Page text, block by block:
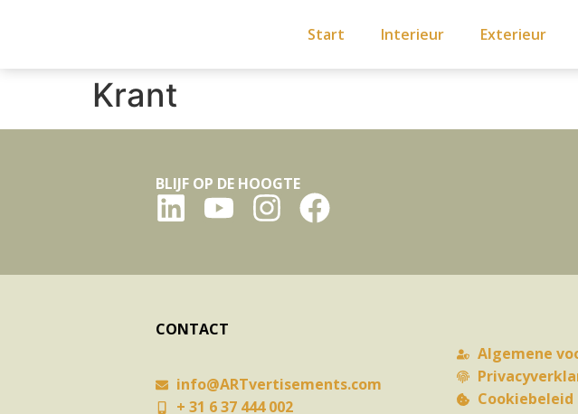
Start Interieur Exterieur
Krant
BLIJF OP DE HOOGTE
CONTACT
info@ARTvertisements.com
+ 31 6 37 444 002
Algemene
Cookiebeleid